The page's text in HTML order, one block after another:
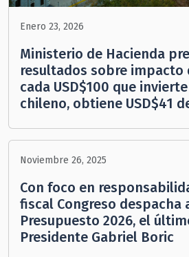
Enero 23, 2026
Ministerio de Hacienda
resultados sobre impacto
cada USD$100 que
chileno, obtiene USD$41
Noviembre 26, 2025
Con foco en
fiscal Congreso despacha
Presupuesto 2026, el
Presidente Gabriel Boric